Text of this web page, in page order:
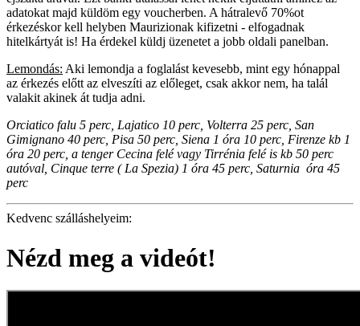
adatokat majd küldöm egy voucherben. A hátralevő 70%ot
érkezéskor kell helyben Maurizionak kifizetni - elfogadnak
hitelkártyát is! Ha érdekel küldj üzenetet a jobb oldali panelban.
Lemondás: Aki lemondja a foglalást kevesebb, mint egy hónappal
az érkezés előtt az elveszíti az előleget, csak akkor nem, ha talál
valakit akinek át tudja adni.
Orciatico falu 5 perc, Lajatico 10 perc, Volterra 25 perc, San
Gimignano 40 perc, Pisa 50 perc, Siena 1 óra 10 perc, Firenze kb 1
óra 20 perc, a tenger Cecina felé vagy Tirrénia felé is kb 50 perc
autóval, Cinque terre ( La Spezia) 1 óra 45 perc, Saturnia óra 45
perc
Kedvenc szálláshelyeim:
Nézd meg a videót!